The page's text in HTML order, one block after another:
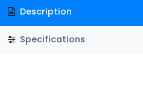
Description
Specifications